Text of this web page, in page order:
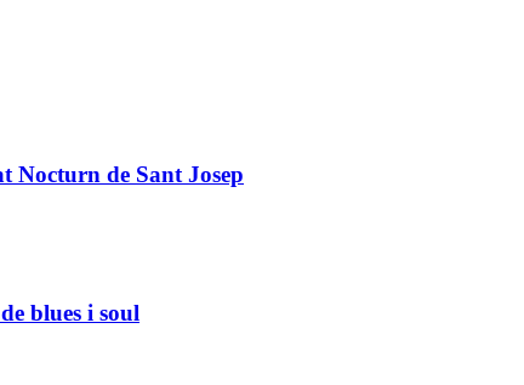
Nocturn de Sant Josep
blues i soul